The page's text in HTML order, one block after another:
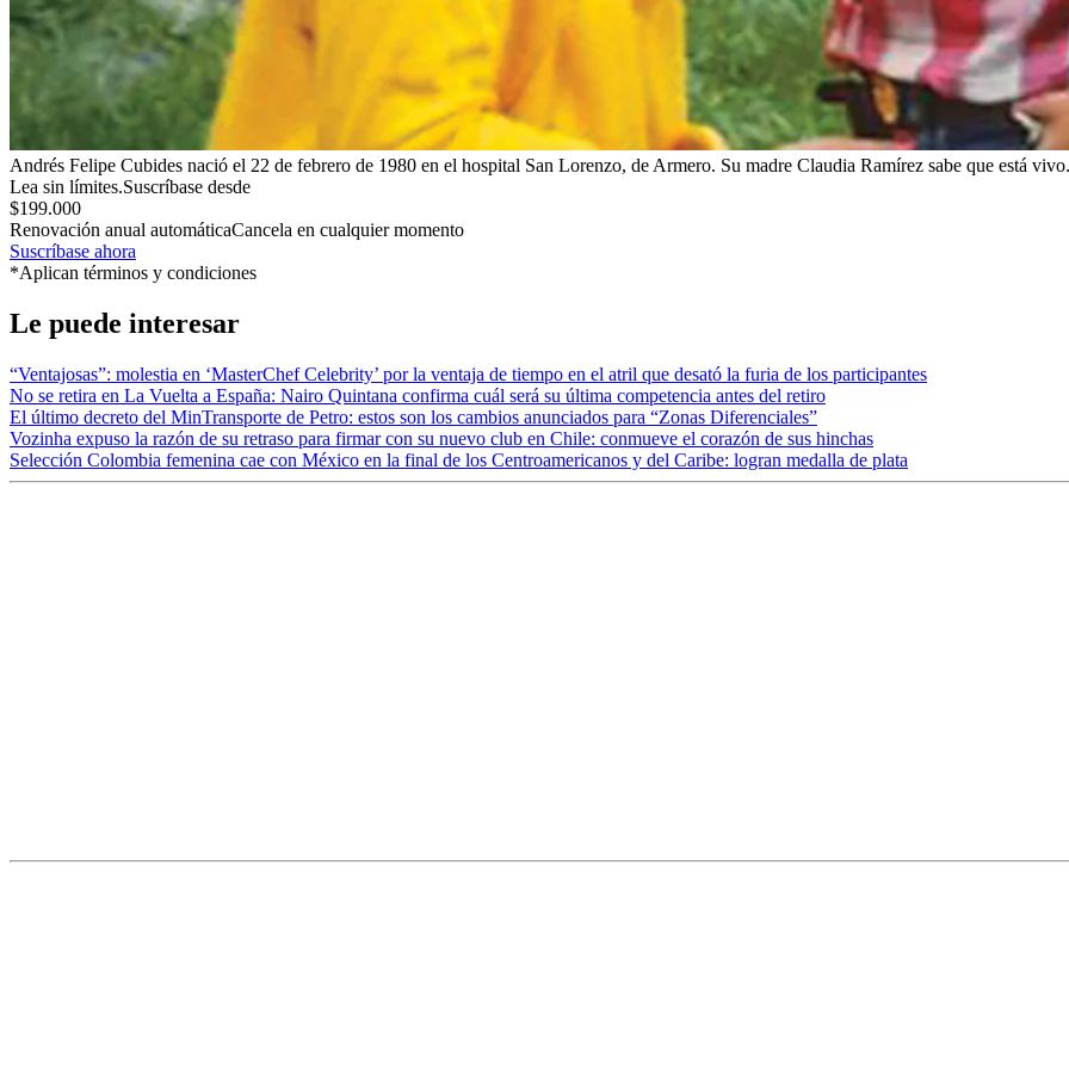
Andrés Felipe Cubides nació el 22 de febrero de 1980 en el hospital San Lorenzo, de Armero. Su madre Claudia Ramírez sabe que está vivo.
Lea sin límites.Suscríbase desde
$199.000
Renovación anual automáticaCancela en cualquier momento
Suscríbase ahora
*Aplican términos y condiciones
Le puede interesar
“Ventajosas”: molestia en ‘MasterChef Celebrity’ por la ventaja de tiempo en el atril que desató la furia de los participantes
No se retira en La Vuelta a España: Nairo Quintana confirma cuál será su última competencia antes del retiro
El último decreto del MinTransporte de Petro: estos son los cambios anunciados para “Zonas Diferenciales”
Vozinha expuso la razón de su retraso para firmar con su nuevo club en Chile: conmueve el corazón de sus hinchas
Selección Colombia femenina cae con México en la final de los Centroamericanos y del Caribe: logran medalla de plata